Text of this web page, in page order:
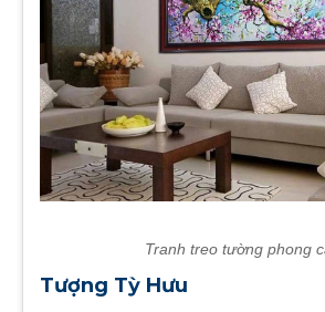
Tranh treo tường phong
Tượng Tỳ Hưu